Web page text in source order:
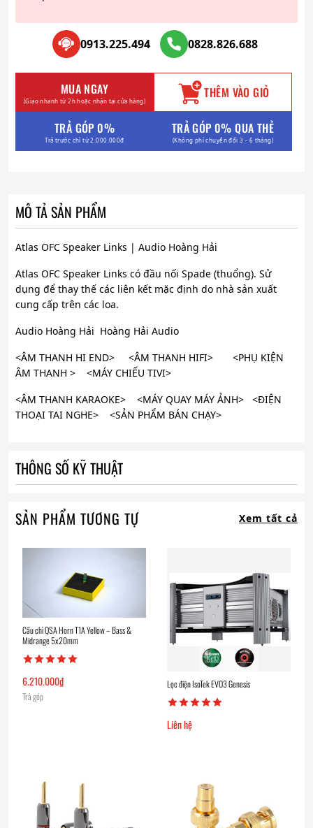
0913.225.494 0828.826.688
MUA NGAY
(Giao nhanh từ 2h hoặc nhận tại cửa hàng) THÊM VÀO GIỎ
TRẢ GÓP 0%
Trả trước chỉ từ 2.000.000đ
TRẢ GÓP 0% QUA THẺ
(Không phí chuyển đổi 3 - 6 tháng)
MÔ TẢ SẢN PHẨM
Atlas OFC Speaker Links | Audio Hoàng Hải
Atlas OFC Speaker Links có đầu nối Spade (thuổng). Sử
dụng để thay thế các liên kết mặc định do nhà sản xuất
cung cấp trên các loa.
Audio Hoàng Hải Hoàng Hải Audio
<ÂM THANH HI END> <ÂM THANH HIFI> <PHỤ KIỆN
ÂM THANH > <MÁY CHIẾU TIVI>
<ÂM THANH KARAOKE> <MÁY QUAY MÁY ẢNH> <ĐIỆN
THOẠI TAI NGHE> <SẢN PHẨM BÁN CHẠY>
THÔNG SỐ KỸ THUẬT
SẢN PHẨM TƯƠNG TỰ Xem tất cả
Cầu chì QSA Horn T1A Yellow – Bass &
Midrange 5x20mm
6.210.000₫
Trả góp
Lọc điện IsoTek EVO3 Genesis
Liên hệ